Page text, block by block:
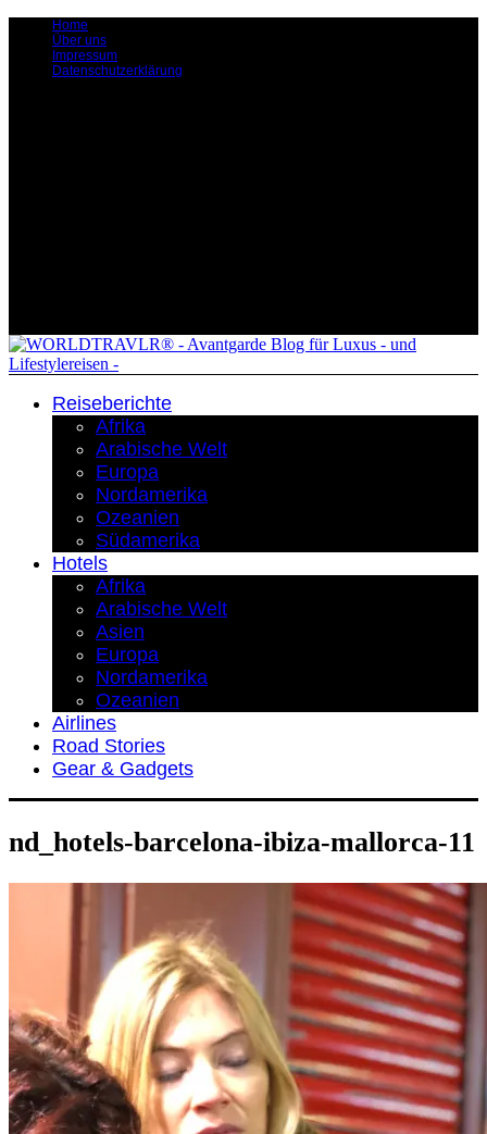
Home
Über uns
Impressum
Datenschutzerklärung
Reiseberichte
Afrika
Arabische Welt
Europa
Nordamerika
Ozeanien
Südamerika
Hotels
Afrika
Arabische Welt
Asien
Europa
Nordamerika
Ozeanien
Airlines
Road Stories
Gear & Gadgets
nd_hotels-barcelona-ibiza-mallorca-11